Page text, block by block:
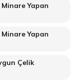
Yapan
Yapan
Çelik